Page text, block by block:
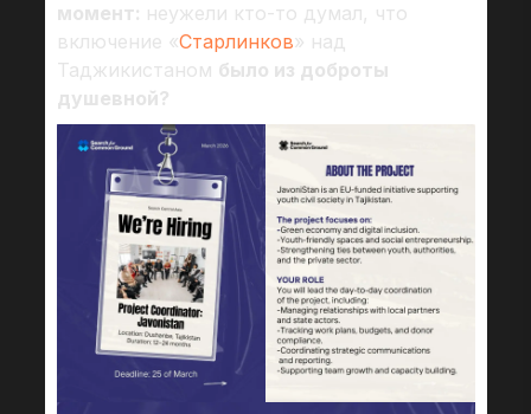
момент: неужели кто-то думал, что
включение «Старлинков» над
Таджикистаном было из доброты
душевной?